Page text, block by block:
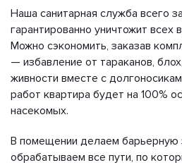
Наша санитарная служба всего
гарантированно уничтожит всех
Можно сэкономить, заказав
— избавление от тараканов,
живности вместе с
работ квартира будет на 100%
насекомых.
В помещении делаем
обрабатываем все пути, по